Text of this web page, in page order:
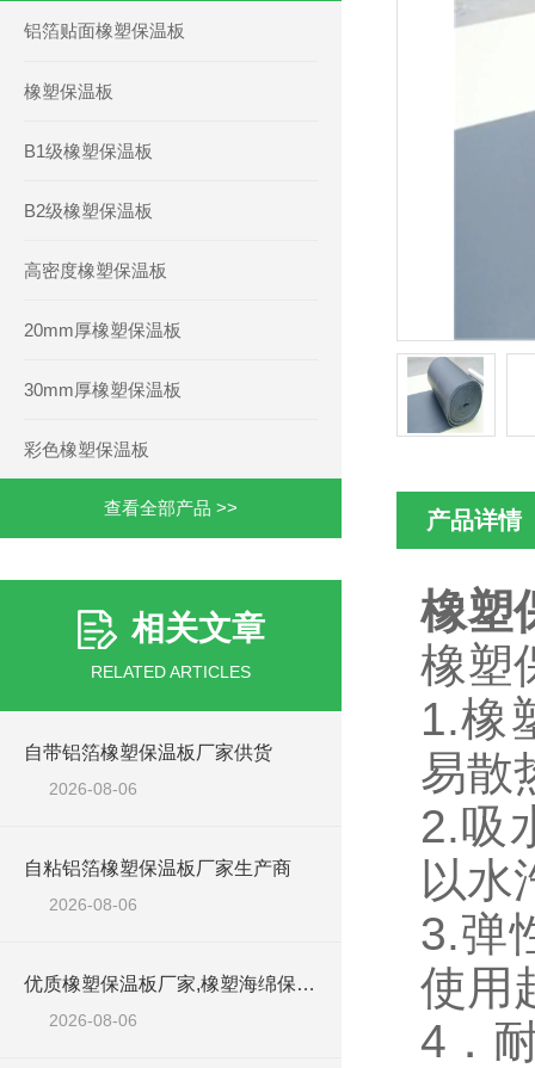
铝箔贴面橡塑保温板
橡塑保温板
B1级橡塑保温板
B2级橡塑保温板
高密度橡塑保温板
20mm厚橡塑保温板
30mm厚橡塑保温板
彩色橡塑保温板
查看全部产品 >>
相关文章
RELATED ARTICLES
自带铝箔橡塑保温板厂家供货
2026-08-06
自粘铝箔橡塑保温板厂家生产商
2026-08-06
优质橡塑保温板厂家,橡塑海绵保温材料供货商
2026-08-06
产品详情
橡塑
橡塑
1.橡
易散
2.吸
以水
3.弹
使用
4．